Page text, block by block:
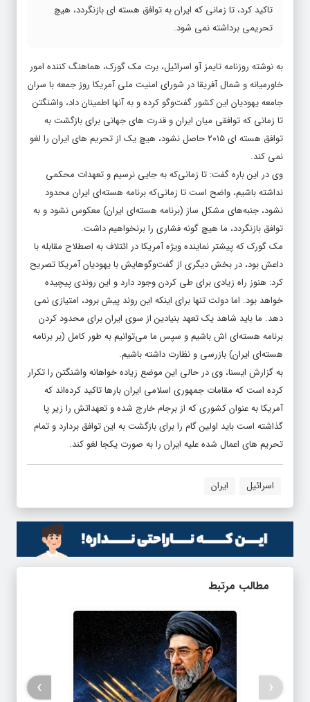
تاکید کرد، تا زمانی که ایران به توافق هسته ای بازنگردد، هیچ
تحریمی برداشته نمی شود.
به نوشته روزنامه تایمز آو اسرائیل، برت مک گورک، هماهنگ کننده امور
خاورمیانه و شمال آفریقا در شورای امنیت ملی آمریکا روز جمعه با سران
جامعه یهودیان این کشور گفت‌وگو کرده و به آنها اطمینان داد، واشنگتن
تا زمانی که توافقی میان ایران و قدرت های جهانی برای بازگشت به
توافق هسته ای ۲۰۱۵ حاصل نشود، هیچ یک از تحریم های ایران را لغو
نمی کند.
وی در این باره گفت: تا زمانی‌که به جایی نرسیم و تعهدات محکمی
نداشته باشیم، واضح است تا زمانی‌که برنامه هسته‌ای ایران محدود
نشود، جنبه‌های مشکل ساز (برنامه هسته‌ای ایران) معکوس نشود و به
توافق بازنگردد، ما هیچ‌ گونه فشاری را برنخواهیم داشت.
مک گورک که پیشتر نماینده ویژه آمریکا در ائتلاف به اصطلاح مقابله با
داعش بود، در بخش دیگری از گفت‌وگوهایش با یهودیان آمریکا تصریح
کرد: هنوز راه زیادی برای طی کردن وجود دارد و این روندی پیچیده
خواهد بود. اما دولت تنها برای اینکه این روند پیش برود، امتیازی نمی
دهد. ما باید شاهد یک تعهد بنیادین از سوی ایران برای محدود کردن
برنامه هسته‌ای اش باشیم و سپس ما می‌توانیم به طور کامل (بر برنامه
هسته‌ای ایران) بازرسی و نظارت داشته باشیم.
به گزارش ایسنا، وی در حالی این موضع زیاده خواهانه واشنگتن را تکرار
کرده است که مقامات جمهوری اسلامی ایران بارها تاکید کرده‌اند که
آمریکا به عنوان کشوری که از برجام خارج شده و تعهداتش را زیر پا
گذاشته است باید اولین گام را برای بازگشت به این توافق بردارد و تمام
تحریم های اعمال شده علیه ایران را به صورت یکجا لغو کند.
اسرائیل ایران
مطالب مرتبط
‹
›